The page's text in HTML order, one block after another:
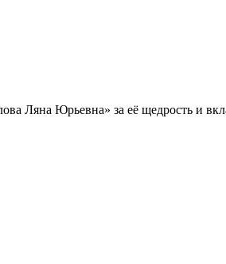
Ляна Юрьевна» за её щедрость и